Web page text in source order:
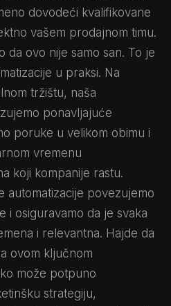
dovodeći kvalifikovane
vašem prodajnom timu.
da ovo nije samo san. To je
u praksi. Na
tržištu, naša
ponavljajuće
poruke u velikom obimu i
vremenu
koji kompanije rastu.
automatizacije povezujemo
i osiguravamo da je svaka
i relevantna. Hajde da
ovom ključnom
može potpuno
strategiju,